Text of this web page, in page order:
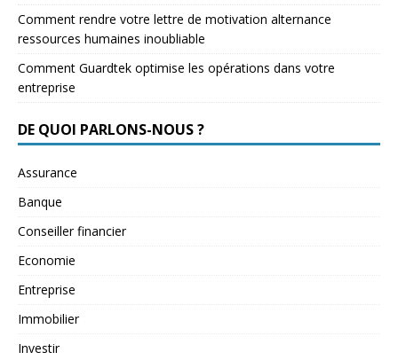
Comment rendre votre lettre de motivation alternance
ressources humaines inoubliable
Comment Guardtek optimise les opérations dans votre
entreprise
DE QUOI PARLONS-NOUS ?
Assurance
Banque
Conseiller financier
Economie
Entreprise
Immobilier
Investir